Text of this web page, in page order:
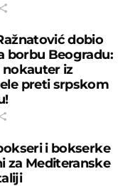
dobio
borbu Beogradu:
nokauter iz
preti srpskom
i bokserke
za Mediteranske